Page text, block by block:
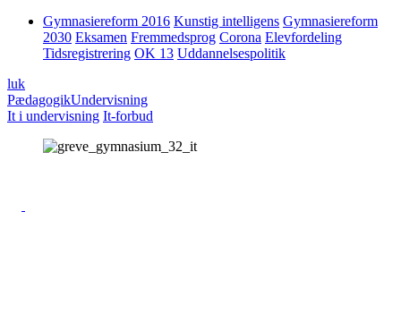
Gymnasiereform 2016 Kunstig intelligens Gymnasiereform
2030 Eksamen Fremmedsprog Corona Elevfordeling
Tidsregistrering OK 13 Uddannelsespolitik
luk
PædagogikUndervisning
It i undervisning It-forbud